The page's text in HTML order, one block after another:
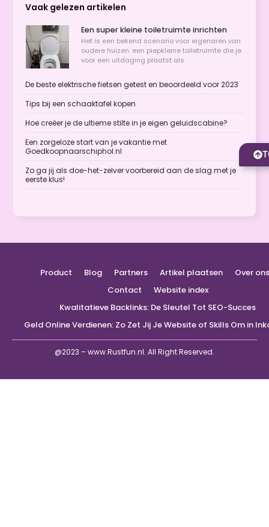
Vaak gelezen artikelen
Een super kleine toiletruimte inrichten
Het is een bekend scenario voor eigenaren van
oudere huizen: een piepkleine toiletruimte die je
voor een uitdaging plaatst als
De beste elektrische fietsen getest en beoordeeld voor 2023
Tips bij een schaaktafel kopen
Hoe creëer je de ultieme stilte in je eigen geluidscabine?
Een zorgeloze start van je vakantie met
Goedkoopnaarschiphol.nl
Zo ga jij als doe-het-zelver voorbereid aan de slag met je
eerste klus!
@2023 – www.Rustfun.nl. All Right Reserved.
Product Blog Partners Artikel plaatsen
Over ons
Contact
Website index
Kwalitatieve Backlinks: De Sleutel Tot SEO-Succes
Geld Online Verdienen: Zo Zet Jij Je Website of Skills Om in